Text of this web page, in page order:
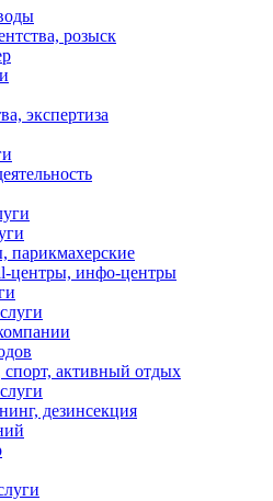
розыск
экспертиза
парикмахерские
центры, инфо-центры
активный отдых
дезинсекция